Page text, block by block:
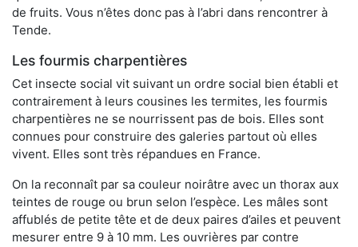
de fruits. Vous n’êtes donc pas à l’abri dans rencontrer à
Tende.
Les fourmis charpentières
Cet insecte social vit suivant un ordre social bien établi et
contrairement à leurs cousines les termites, les fourmis
charpentières ne se nourrissent pas de bois. Elles sont
connues pour construire des galeries partout où elles
vivent. Elles sont très répandues en France.
On la reconnaît par sa couleur noirâtre avec un thorax aux
teintes de rouge ou brun selon l’espèce. Les mâles sont
affublés de petite tête et de deux paires d’ailes et peuvent
mesurer entre 9 à 10 mm. Les ouvrières par contre